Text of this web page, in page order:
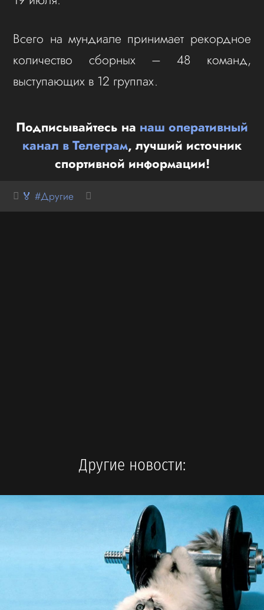
Всего на мундиале принимает рекордное
количество сборных – 48 команд,
выступающих в 12 группах.
Подписывайтесь на наш оперативный
канал в Телеграм, лучший источник
спортивной информации!
🏅 #Другие
Другие новости: